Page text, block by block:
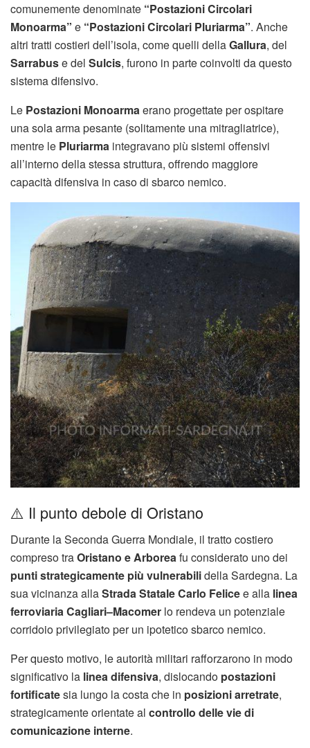
comunemente denominate “Postazioni Circolari
Monoarma” e “Postazioni Circolari Pluriarma”. Anche
altri tratti costieri dell’isola, come quelli dellaGallura, del
Sarrabuse del Sulcis, furono in parte coinvolti da questo
sistema difensivo.
Le Postazioni Monoarmaerano progettate per ospitare
una sola arma pesante (solitamente una mitragliatrice),
mentre le Pluriarma integravano più sistemi offensivi
all’interno della stessa struttura, offrendo maggiore
capacità difensiva in caso di sbarco nemico.
⚠️ Il punto debole di Oristano
Durante la Seconda Guerra Mondiale, il tratto costiero
compreso traOristano e Arboreafu considerato uno dei
punti strategicamente più vulnerabilidella Sardegna. La
sua vicinanza allaStrada Statale Carlo Felicee alla linea
ferroviaria Cagliari–Macomer lo rendeva un potenziale
corridoio privilegiato per un ipotetico sbarco nemico.
Per questo motivo, le autorità militari rafforzarono in modo
significativo la linea difensiva, dislocando postazioni
fortificatesia lungo la costa che in posizioni arretrate,
strategicamente orientate al controllo delle vie di
comunicazione interne.